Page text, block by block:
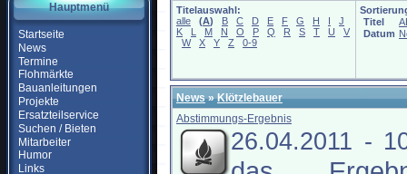
Hauptmenü
Startseite
News
Termine
Flohmärkte
Bauanleitungen
Projekte
Ersatzteilservice
Suchen / Bieten
Mitarbeiter
Humor
Links
Titelauswahl:
alle
(A) B C D E F G H I
J
K
L M N O P Q R S T U
V
W
X Y Z 0-9
Titel
Datum
News»Klötzlebauer
Abstimmungs-Ergebnis
26.04.2011 -